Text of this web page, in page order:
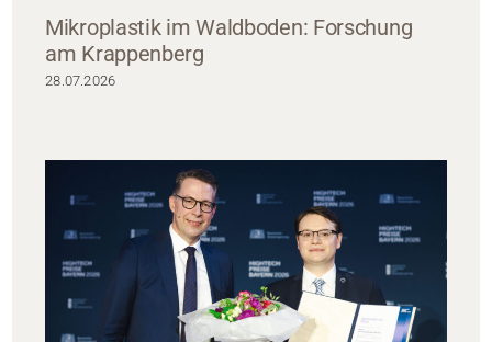
Mikroplastik im Waldboden: Forschung
am Krappenberg
28.07.2026